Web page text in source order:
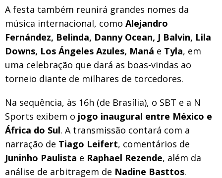
A festa também reunirá grandes nomes da
música internacional, como Alejandro
Fernández, Belinda, Danny Ocean, J Balvin, Lila
Downs, Los Ángeles Azules, Maná e Tyla, em
uma celebração que dará as boas-vindas ao
torneio diante de milhares de torcedores.
Na sequência, às 16h (de Brasília), o SBT e a N
Sports exibem o jogo inaugural entre México e
África do Sul. A transmissão contará com a
narração de Tiago Leifert, comentários de
Juninho Paulista e Raphael Rezende, além da
análise de arbitragem de Nadine Basttos.